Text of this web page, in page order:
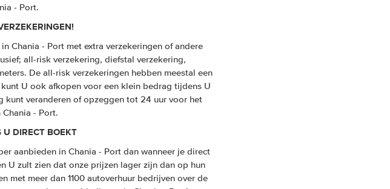
- Port.
Chania - Port met extra verzekeringen of andere
all-risk verzekering, diefstal verzekering,
De all-risk verzekeringen hebben meestal een
U ook afkopen voor een klein bedrag tijdens U
veranderen of opzeggen tot 24 uur voor het
- Port.
U DIRECT BOEKT
aanbieden in Chania - Port dan wanneer je direct
U zult zien dat onze prijzen lager zijn dan op hun
met meer dan 1100 autoverhuur bedrijven over de